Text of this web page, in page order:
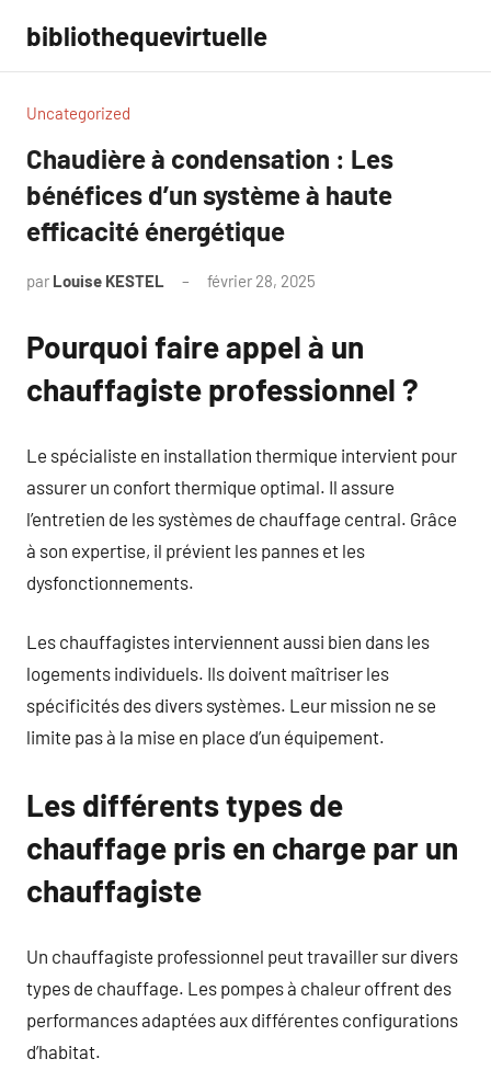
contenu
bibliothequevirtuelle
Uncategorized
Chaudière à condensation : Les
bénéfices d’un système à haute
efficacité énergétique
par Louise KESTEL février 28, 2025
Pourquoi faire appel à un
chauffagiste professionnel ?
Le spécialiste en installation thermique intervient pour
assurer un confort thermique optimal. Il assure
l’entretien de les systèmes de chauffage central. Grâce
à son expertise, il prévient les pannes et les
dysfonctionnements.
Les chauffagistes interviennent aussi bien dans les
logements individuels. Ils doivent maîtriser les
spécificités des divers systèmes. Leur mission ne se
limite pas à la mise en place d’un équipement.
Les différents types de
chauffage pris en charge par un
chauffagiste
Un chauffagiste professionnel peut travailler sur divers
types de chauffage. Les pompes à chaleur offrent des
performances adaptées aux différentes configurations
d’habitat.